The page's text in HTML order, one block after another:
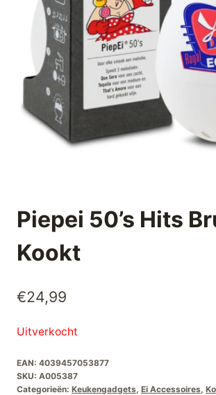
Piepei 50’s Hits
Kookt
€24,99
Uitverkocht
EAN: 4039457053877
SKU: A005387
Categorieën: Keukengadgets, Ei Accessoires,